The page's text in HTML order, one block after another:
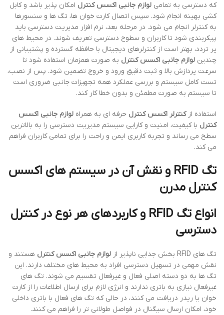
که دسترسی به تمامی لوازم جانبی اکسس کنترل امکان پذیر باشد و کابل
کشی بهینه انجام شود. سپس اتصال کارت خوان ها، تگ ها و سنسورها
به کنترلر انجام می شود. در مرحله بعد، نرم افزار مدیریت دسترسی باید
پیکربندی شود تا کاربران و سطوح دسترسی تعریف شوند. در محیط های
پر تردد، بهتر است از کنترلرهای دیجیتال با حافظه گسترده و پشتیبانی از
چندین لوازم جانبی اکسس کنترل به صورت همزمان استفاده شود تا
سرعت پردازش بالا و ثبت دقیق ورود و خروج تضمین شود. پس از نصب،
تست کامل سیستم و بررسی عملکرد همه تجهیزات جانبی ضروری است
تا سیستم به صورت مطمئن و بدون خطا کار کند.
استفاده ازکنترلر اکسس کنترل حرفه ای به همراه لوازم جانبی اکسس
کنترل با کیفیت، امنیت و کارایی سیستم مدیریت دسترسی را به بالاترین
سطح می رساند و تجربه کاربری ایمن و راحت را برای تمامی کاربران فراهم
می کند.
تگ RFID و نقش آن در سیستم های اکسس
کنترل مدرن
انواع تگ RFID و کاربردهای هر نوع در کنترل
دسترسی
تگ های RFID بخش جدایی ناپذیر از لوازم جانبی اکسس کنترل هستند و
نقش مهمی در تسهیل دسترسی افراد به محیط های مختلف دارند. این
تگ ها به دو دسته اصلی فعال و غیرفعال تقسیم می شوند. تگ های
غیرفعال نیازی به باتری ندارند و انرژی لازم برای ارسال اطلاعات را از کارت
خوان یا ریدر دریافت می کنند، در حالی که تگ های فعال با باتری داخلی
خود، امکان ارسال سیگنال در فواصل طولانی تر را فراهم می کنند.